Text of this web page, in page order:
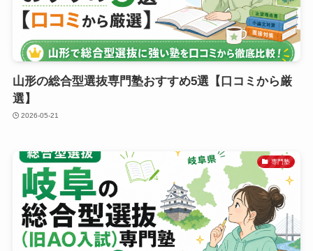
山形の総合型選抜専門塾おすすめ5選【口コミから厳
選】
2026-05-21
専門塾